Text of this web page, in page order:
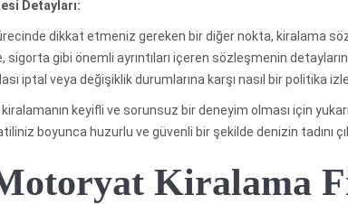
Detayları:
dikkat etmeniz gereken bir diğer nokta, kiralama
gibi önemli ayrıntıları içeren sözleşmenin
iptal veya değişiklik durumlarına karşı nasıl bir politika
keyifli ve sorunsuz bir deneyim olması için
boyunca huzurlu ve güvenli bir şekilde denizin tadını
Kiralama